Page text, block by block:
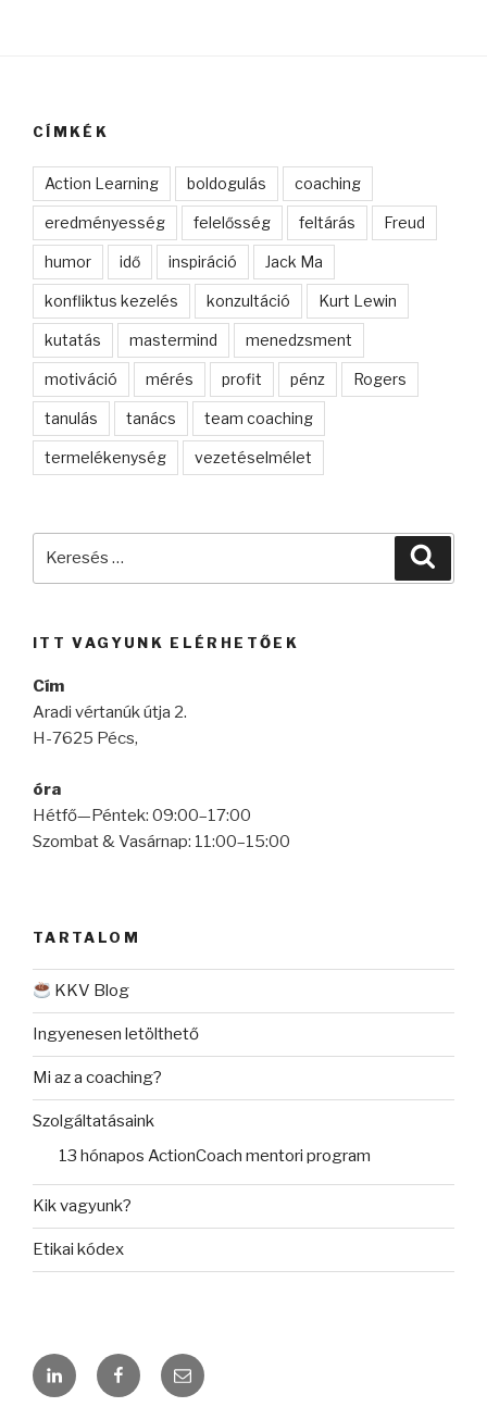
CÍMKÉK
Action Learning boldogulás coaching
eredményesség felelősség feltárás Freud
humor idő inspiráció Jack Ma
konfliktus kezelés konzultáció Kurt Lewin
kutatás mastermind menedzsment
motiváció mérés profit pénz Rogers
tanulás tanács team coaching
termelékenység vezetéselmélet
ITT VAGYUNK ELÉRHETŐEK
Cím
Aradi vértanúk útja 2.
H-7625 Pécs,
óra
Hétfő—Péntek: 09:00–17:00
Szombat & Vasárnap: 11:00–15:00
TARTALOM
KKV Blog
Ingyenesen letölthető
Mi az a coaching?
Szolgáltatásaink
13 hónapos ActionCoach mentori program
Kik vagyunk?
Etikai kódex
LinkedInFacebookEmail